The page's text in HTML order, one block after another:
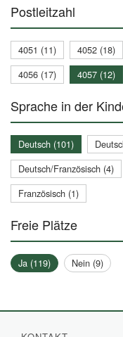
Postleitzahl
4051 (11) 4052 (18)
4056 (17)
4057 (12)
Sprache in der
Deutsch (101)
Deutsch/Französisch (4)
Französisch (1)
Freie Plätze
Ja (119) Nein (9)